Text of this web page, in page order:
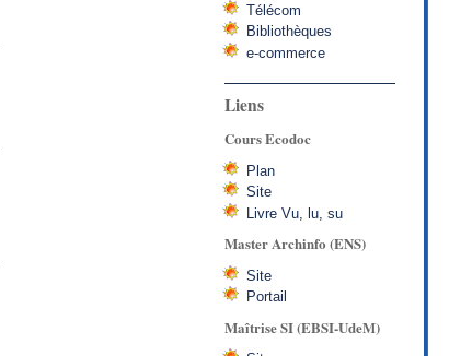
Télécom
Bibliothèques
e-commerce
Liens
Cours Ecodoc
Plan
Site
Livre Vu, lu, su
Master Archinfo (ENS)
Site
Portail
Maîtrise SI (EBSI-UdeM)